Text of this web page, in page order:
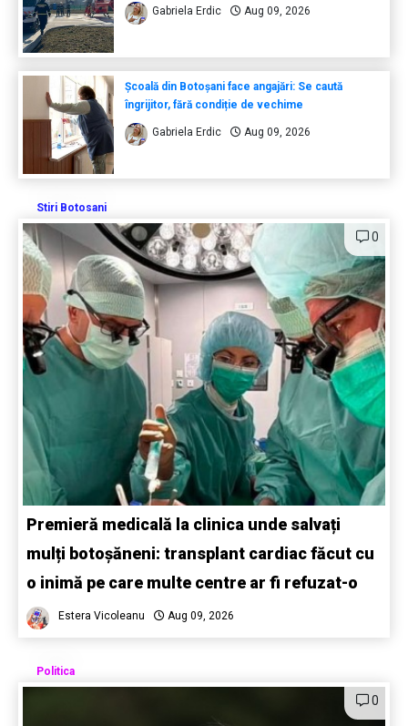
Gabriela Erdic Aug 09, 2026
Școală din Botoșani face angajări: Se caută
îngrijitor, fără condiție de vechime
Gabriela Erdic Aug 09, 2026
Stiri Botosani
0
Premieră medicală la clinica unde salvați
mulți botoșăneni: transplant cardiac făcut cu
o inimă pe care multe centre ar fi refuzat-o
Estera Vicoleanu Aug 09, 2026
Politica
0